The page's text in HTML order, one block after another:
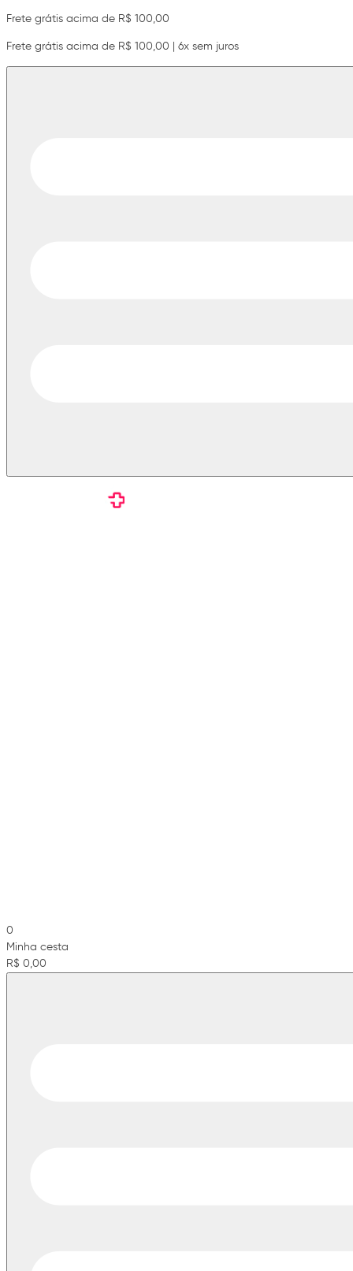
Frete grátis acima de R$ 100,00
Frete grátis acima de R$ 100,00 | 6x sem juros
0
Minha cesta
R$ 0,00